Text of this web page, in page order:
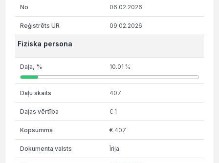
06.02.2026
09.02.2026
Fiziska persona
10.01 %
407
€ 1
€ 407
Īrija